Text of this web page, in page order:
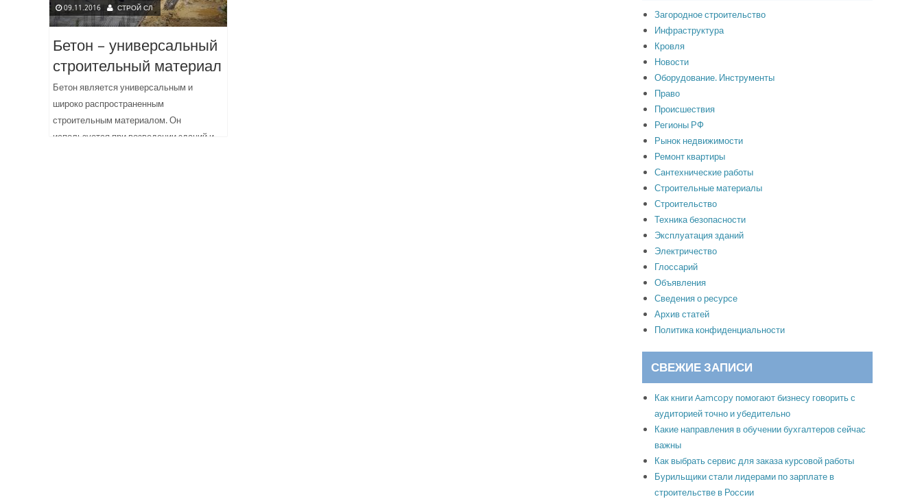
09.11.2016 СТРОЙ СЛ
Бетон – универсальный
строительный материал
Бетон является универсальным и
широко распространенным
строительным материалом. Он
используется при возведении зданий и
Загородное строительство
Инфраструктура
Кровля
Новости
Оборудование. Инструменты
Право
Происшествия
Регионы РФ
Рынок недвижимости
Ремонт квартиры
Сантехнические работы
Строительные материалы
Строительство
Техника безопасности
Эксплуатация зданий
Электричество
Глоссарий
Объявления
Сведения о ресурсе
Архив статей
Политика конфиденциальности
СВЕЖИЕ ЗАПИСИ
Как книги Aamcopy помогают бизнесу говорить с
аудиторией точно и убедительно
Какие направления в обучении бухгалтеров сейчас
важны
Как выбрать сервис для заказа курсовой работы
Бурильщики стали лидерами по зарплате в
строительстве в России